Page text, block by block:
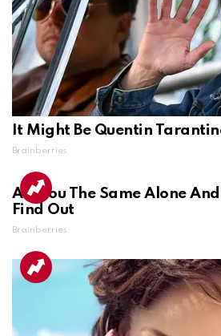
It Might Be Quentin
Brainberries
Are You The Same Alone
Find Out
Brainberries